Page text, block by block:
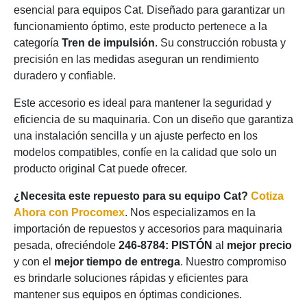
esencial para equipos Cat. Diseñado para garantizar un
funcionamiento óptimo, este producto pertenece a la
categoría Tren de impulsión. Su construcción robusta y
precisión en las medidas aseguran un rendimiento
duradero y confiable.
Este accesorio es ideal para mantener la seguridad y
eficiencia de su maquinaria. Con un diseño que garantiza
una instalación sencilla y un ajuste perfecto en los
modelos compatibles, confíe en la calidad que solo un
producto original Cat puede ofrecer.
¿Necesita este repuesto para su equipo Cat? Cotiza
Ahora con Procomex. Nos especializamos en la
importación de repuestos y accesorios para maquinaria
pesada, ofreciéndole 246-8784: PISTÓN al mejor precio
y con el mejor tiempo de entrega. Nuestro compromiso
es brindarle soluciones rápidas y eficientes para
mantener sus equipos en óptimas condiciones.